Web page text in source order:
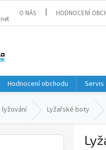
O NÁS HODNOCENÍ
Hodnocení obchodu Servis
Lyžařské boty